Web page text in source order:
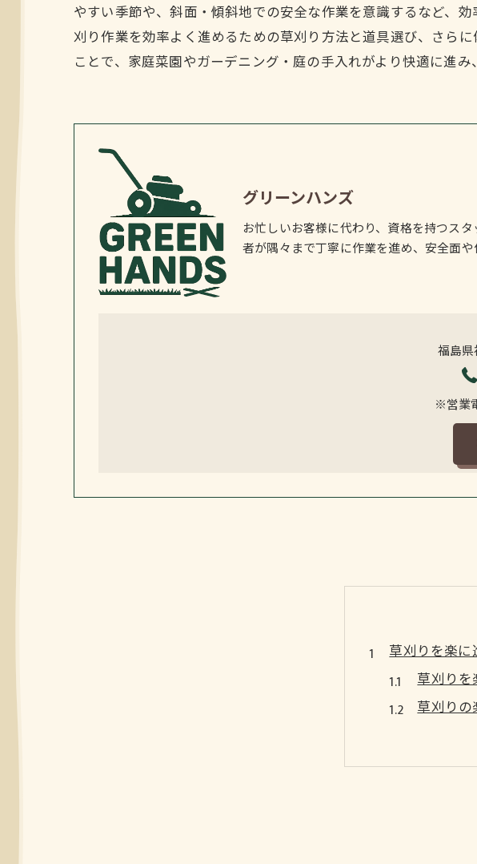
やすい季節や、斜面・傾斜地での安全な作業を意識するなど、
刈り作業を効率よく進めるための草刈り方法と道具選び、さら
ことで、家庭菜園やガーデニング・庭の手入れがより快適に進
グリーンハンズ
お忙しいお客様に代わり、資格を持つス
者が隅々まで丁寧に作業を進め、安全面
福島
※営業
草刈りを楽
草刈り
草刈り
草刈り
手作業